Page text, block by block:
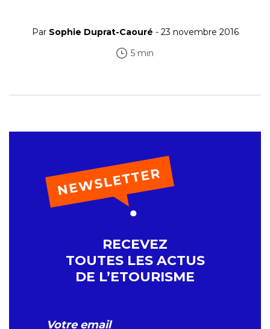
Par Sophie Duprat-Caouré - 23 novembre 2016
5 min
RECEVEZ
TOUTES LES ACTUS
DE L’ETOURISME